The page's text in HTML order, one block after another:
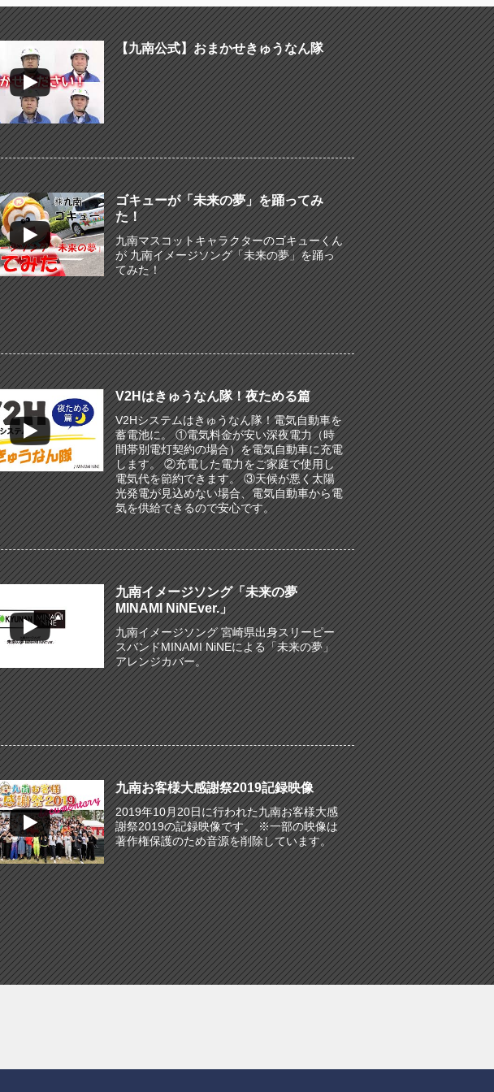
【九南公式】おまかせきゅうなん隊
ゴキューが「未来の夢」を踊ってみ
た！
九南マスコットキャラクターのゴキューくん
が 九南イメージソング「未来の夢」を踊っ
てみた！
V2Hはきゅうなん隊！夜ためる篇
V2Hシステムはきゅうなん隊！電気自動車を
蓄電池に。 ①電気料金が安い深夜電力（時
間帯別電灯契約の場合）を電気自動車に充電
します。 ②充電した電力をご家庭で使用し
電気代を節約できます。 ③天候が悪く太陽
光発電が見込めない場合、電気自動車から電
気を供給できるので安心です。
九南イメージソング「未来の夢
MINAMI NiNEver.」
九南イメージソング 宮崎県出身スリーピー
スバンドMINAMI NiNEによる「未来の夢」
アレンジカバー。
九南お客様大感謝祭2019記録映像
2019年10月20日に行われた九南お客様大感
謝祭2019の記録映像です。 ※一部の映像は
著作権保護のため音源を削除しています。